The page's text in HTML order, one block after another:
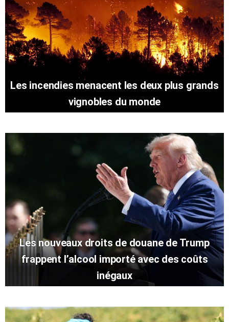
Les incendies menacent les deux plus grands
vignobles du monde
Les nouveaux droits de douane de Trump
frappent l’alcool importé avec des coûts
inégaux